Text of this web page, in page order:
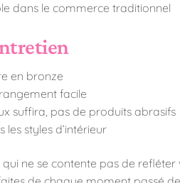
dans le commerce traditionnel
en bronze
facile
suffira, pas de produits abrasifs
les styles d’intérieur
ne se contente pas de